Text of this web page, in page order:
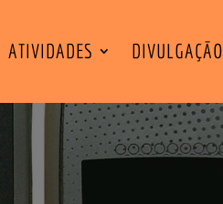
ATIVIDADES DIVULGAÇÃO